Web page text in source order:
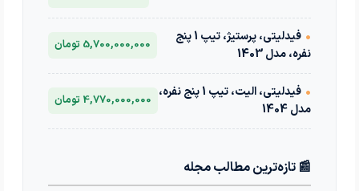
•
فیدلیتی، پرستیژ، تیپ 1 پنج
نفره، مدل 1403
5,700,000,000 تومان
•
فیدلیتی، الیت، تیپ 1 پنج نفره،
مدل 1404
4,770,000,000 تومان
📰 تازه‌ترین مطالب مجله